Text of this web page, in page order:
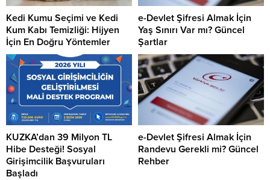
Kedi Kumu Seçimi ve Kedi
Kum Kabı Temizliği: Hijyen
İçin En Doğru Yöntemler
e-Devlet Şifresi Almak İçin
Yaş Sınırı Var mı? Güncel
Şartlar
KUZKA’dan 39 Milyon TL
Hibe Desteği! Sosyal
Girişimcilik Başvuruları
Başladı
e-Devlet Şifresi Almak İçin
Randevu Gerekli mi? Güncel
Rehber